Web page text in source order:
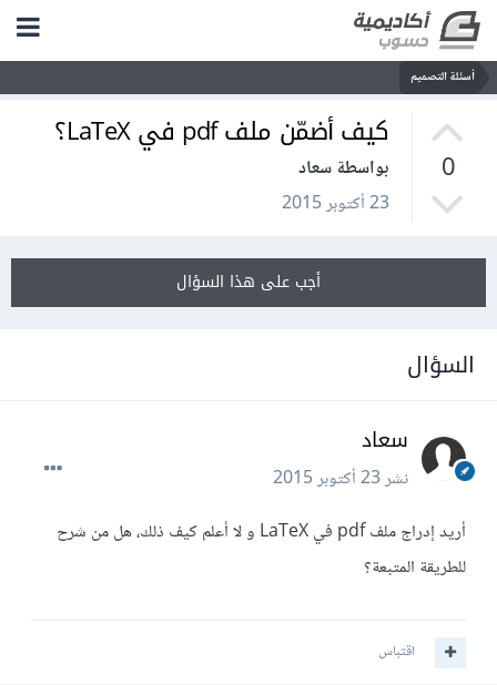
أسئلة التصميم
0
كيف أضمّن ملف pdf في LaTeX؟
بواسطة سعاد
23 أكتوبر 2015
أجب على هذا السؤال
السؤال
سعاد
نشر23 أكتوبر 2015
أريد إدراج ملف pdf في LaTeX و لا أعلم كيف ذلك، هل من شرح
للطريقة المتبعة؟
اقتباس